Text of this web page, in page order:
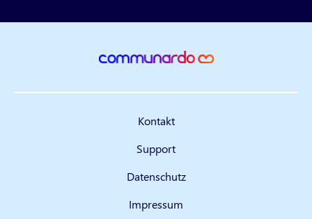
Kontakt
Support
Datenschutz
Impressum